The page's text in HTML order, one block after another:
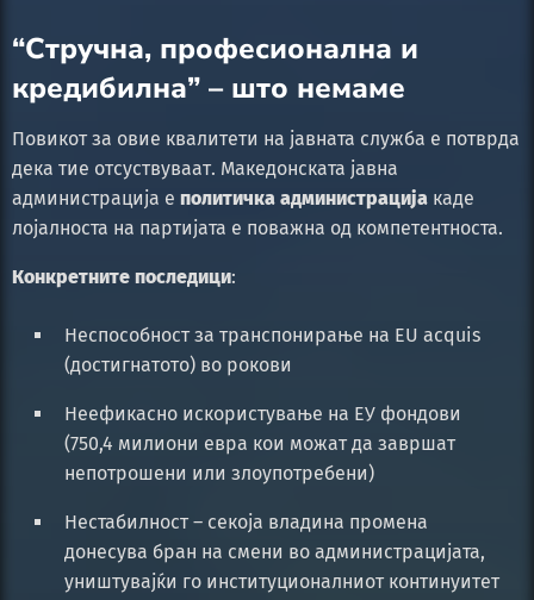
“Стручна, професионална и
кредибилна” – што немаме
Повикот за овие квалитети на јавната служба е потврда
дека тие отсуствуваат. Македонската јавна
администрација е политичка администрација каде
лојалноста на партијата е поважна од компетентноста.
Конкретните последици:
Неспособност за транспонирање на EU acquis
(достигнатото) во рокови
Неефикасно искористување на ЕУ фондови
(750,4 милиони евра кои можат да завршат
непотрошени или злоупотребени)
Нестабилност – секоја владина промена
донесува бран на смени во администрацијата,
уништувајќи го институционалниот континуитет